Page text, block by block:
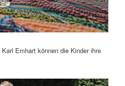
Emhart können die Kinder ihre